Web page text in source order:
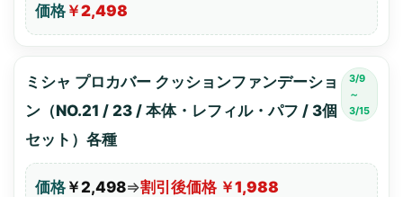
価格 ￥2,498
ミシャ プロカバー クッションファンデーショ
ン（NO.21 / 23 / 本体・レフィル・パフ / 3個
セット）各種
3/9
～
3/15
価格 ￥2,498⇒割引後価格 ￥1,988